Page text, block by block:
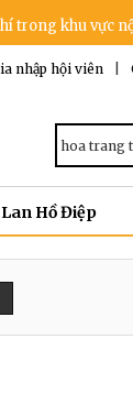
khu vực nội
nhập hội viên
Lan Hồ Điệp